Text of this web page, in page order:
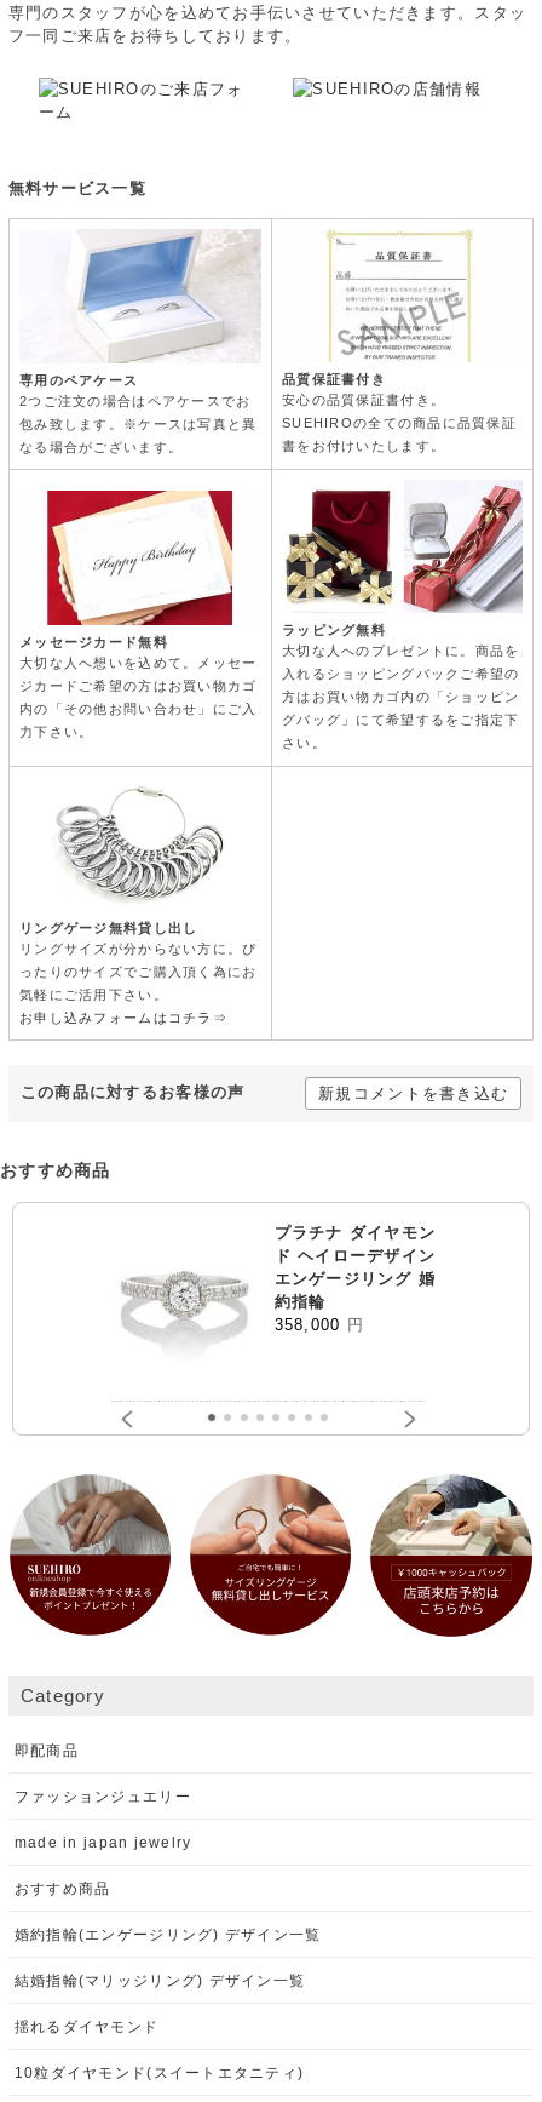
専門のスタッフが心を込めてお手伝いさせていただきます。スタッ
フ一同ご来店をお待ちしております。
無料サービス一覧
専用のペアケース
2つご注文の場合はペアケースでお
包み致します。※ケースは写真と異
なる場合がございます。
品質保証書付き
安心の品質保証書付き。
SUEHIROの全ての商品に品質保証
書をお付けいたします。
メッセージカード無料
大切な人へ想いを込めて。メッセー
ジカードご希望の方はお買い物カゴ
内の「その他お問い合わせ」にご入
力下さい。
ラッピング無料
大切な人へのプレゼントに。商品を
入れるショッピングバックご希望の
方はお買い物カゴ内の「ショッピン
グバッグ」にて希望するをご指定下
さい。
リングゲージ無料貸し出し
リングサイズが分からない方に。ぴ
ったりのサイズでご購入頂く為にお
気軽にご活用下さい。
お申し込みフォームはコチラ⇒
この商品に対するお客様の声 新規コメントを書き込む
おすすめ商品
プラチナ ダイヤモン
ド ヘイローデザイン
エンゲージリング 婚
約指輪
358,000 円
Category
即配商品
ファッションジュエリー
made in japan jewelry
おすすめ商品
婚約指輪(エンゲージリング) デザイン一覧
結婚指輪(マリッジリング) デザイン一覧
揺れるダイヤモンド
10粒ダイヤモンド(スイートエタニティ)